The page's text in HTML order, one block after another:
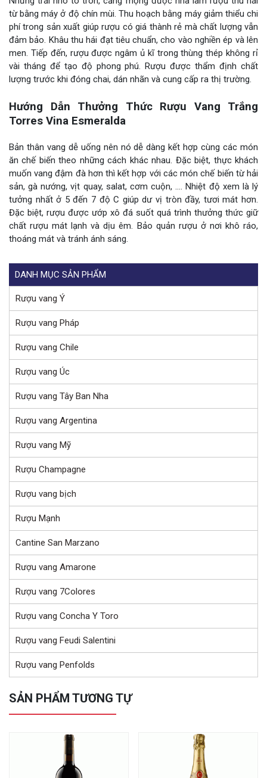
từ bằng máy ở độ chín mùi. Thu hoạch bằng máy giảm thiểu chi
phí trong sản xuất giúp rượu có giá thành rẻ mà chất lượng vẫn
đảm bảo. Khâu thu hái đạt tiêu chuẩn, cho vào nghiền ép và lên
men. Tiếp đến, rượu được ngâm ủ kĩ trong thùng thép không rỉ
vài tháng để tạo độ phong phú. Rượu được thẩm định chất
lượng trước khi đóng chai, dán nhãn và cung cấp ra thị trường.
Hướng Dẫn Thưởng Thức Rượu Vang Trắng
Torres Vina Esmeralda
Bản thân vang dễ uống nên nó dễ dàng kết hợp cùng các món
ăn chế biến theo những cách khác nhau. Đặc biệt, thực khách
muốn vang đậm đà hơn thì kết hợp với các món chế biến từ hải
sản, gà nướng, vịt quay, salat, cơm cuộn, …. Nhiệt độ xem là lý
tưởng nhất ở 5 đến 7 độ C giúp dư vị tròn đầy, tươi mát hơn.
Đặc biệt, rượu được ướp xô đá suốt quá trình thưởng thức giữ
chất rượu mát lạnh và dịu êm. Bảo quản rượu ở nơi khô ráo,
thoáng mát và tránh ánh sáng.
DANH MỤC SẢN PHẨM
Rượu vang Ý
Rượu vang Pháp
Rượu vang Chile
Rượu vang Úc
Rượu vang Tây Ban Nha
Rượu vang Argentina
Rượu vang Mỹ
Rượu Champagne
Rượu vang bịch
Rượu Mạnh
Cantine San Marzano
Rượu vang Amarone
Rượu vang 7Colores
Rượu vang Concha Y Toro
Rượu vang Feudi Salentini
Rượu vang Penfolds
SẢN PHẨM TƯƠNG TỰ